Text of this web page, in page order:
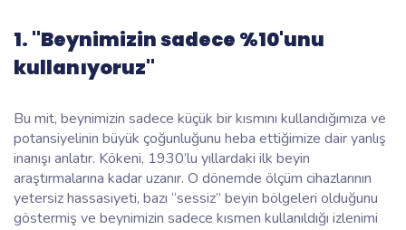
1. "Beynimizin sadece %10'unu
kullanıyoruz"
Bu mit, beynimizin sadece küçük bir kısmını kullandığımıza ve
potansiyelinin büyük çoğunluğunu heba ettiğimize dair yanlış
inanışı anlatır. Kökeni, 1930’lu yıllardaki ilk beyin
araştırmalarına kadar uzanır. O dönemde ölçüm cihazlarının
yetersiz hassasiyeti, bazı “sessiz” beyin bölgeleri olduğunu
göstermiş ve beynimizin sadece kısmen kullanıldığı izlenimi